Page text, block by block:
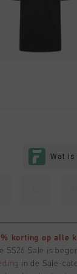
korting op alle
SS26 Sale is
in de Sale-